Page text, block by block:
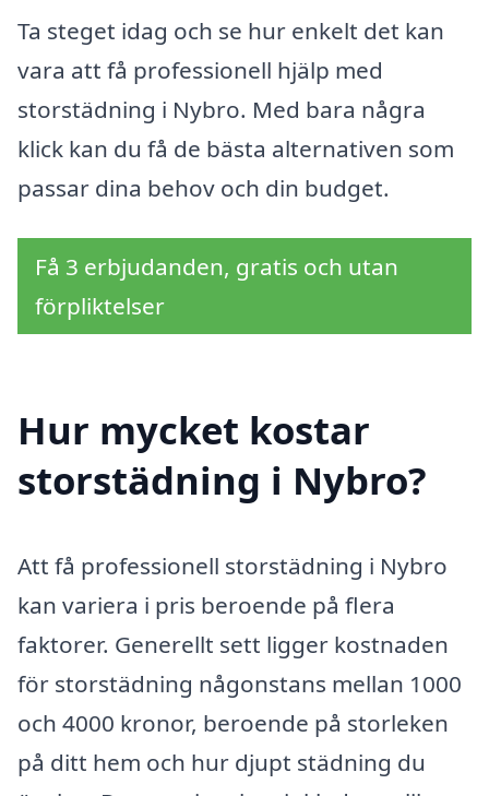
Ta steget idag och se hur enkelt det kan
vara att få professionell hjälp med
storstädning i Nybro. Med bara några
klick kan du få de bästa alternativen som
passar dina behov och din budget.
Få 3 erbjudanden, gratis och utan
förpliktelser
Hur mycket kostar
storstädning i Nybro?
Att få professionell storstädning i Nybro
kan variera i pris beroende på flera
faktorer. Generellt sett ligger kostnaden
för storstädning någonstans mellan 1000
och 4000 kronor, beroende på storleken
på ditt hem och hur djupt städning du